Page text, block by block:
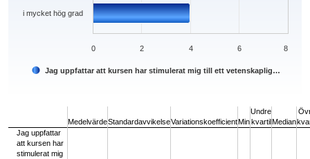
Jag uppfattar att kursen har stimulerat mig till ett vetenskaplig…
i mycket hög grad
0 2 4 6 8
MedelvärdeStandardavvikelseVariationskoefficientMin
Undre
kvartilMedian
Jag uppfattar
att kursen har
stimulerat mig